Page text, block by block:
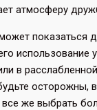
атмосферу
показаться
использование
в
осторожны,
все же выбрать